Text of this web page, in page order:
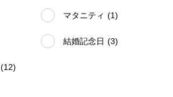
マタニティ (1)
結婚記念日 (3)
(12)